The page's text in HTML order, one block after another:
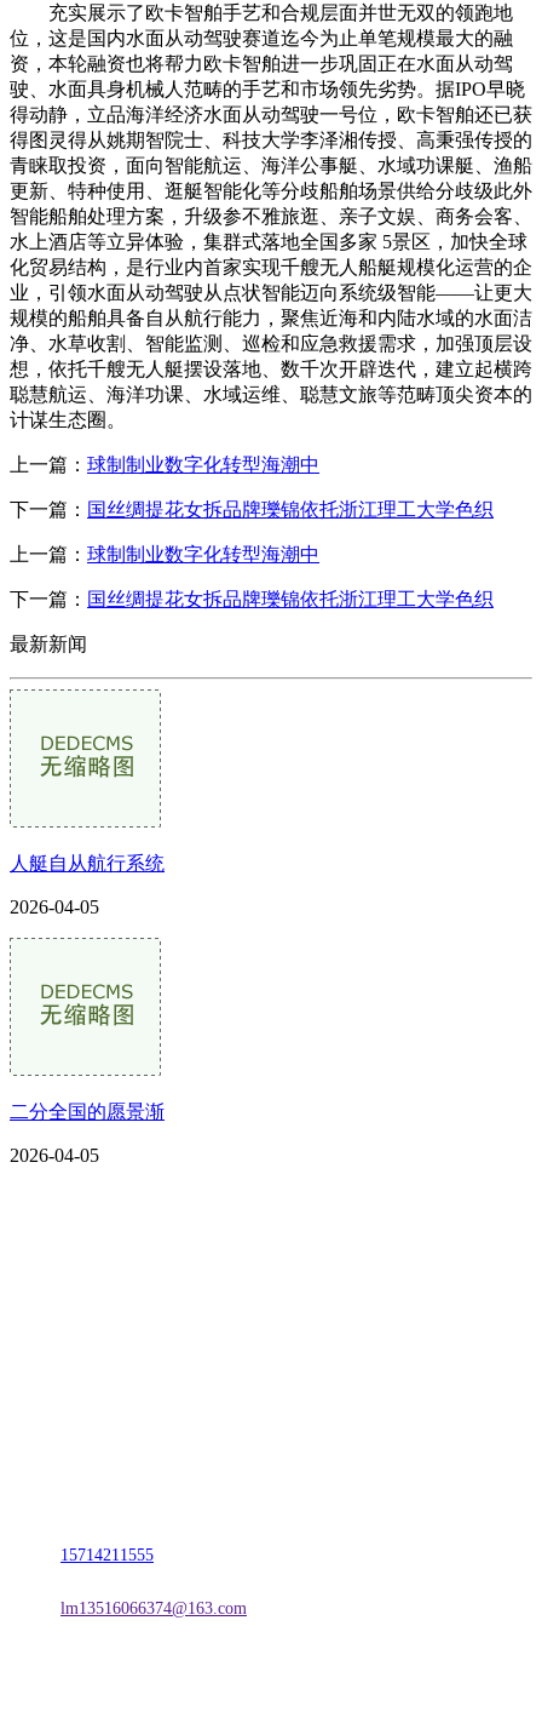
充实展示了欧卡智舶手艺和合规层面并世无双的领跑地
位，这是国内水面从动驾驶赛道迄今为止单笔规模最大的融
资，本轮融资也将帮力欧卡智舶进一步巩固正在水面从动驾
驶、水面具身机械人范畴的手艺和市场领先劣势。据IPO早晓
得动静，立品海洋经济水面从动驾驶一号位，欧卡智舶还已获
得图灵得从姚期智院士、科技大学李泽湘传授、高秉强传授的
青睐取投资，面向智能航运、海洋公事艇、水域功课艇、渔船
更新、特种使用、逛艇智能化等分歧船舶场景供给分歧级此外
智能船舶处理方案，升级参不雅旅逛、亲子文娱、商务会客、
水上酒店等立异体验，集群式落地全国多家 5景区，加快全球
化贸易结构，是行业内首家实现千艘无人船艇规模化运营的企
业，引领水面从动驾驶从点状智能迈向系统级智能——让更大
规模的船舶具备自从航行能力，聚焦近海和内陆水域的水面洁
净、水草收割、智能监测、巡检和应急救援需求，加强顶层设
想，依托千艘无人艇摆设落地、数千次开辟迭代，建立起横跨
聪慧航运、海洋功课、水域运维、聪慧文旅等范畴顶尖资本的
计谋生态圈。
上一篇： 球制制业数字化转型海潮中
下一篇： 国丝绸提花女拆品牌瓅锦依托浙江理工大学色织
上一篇： 球制制业数字化转型海潮中
下一篇： 国丝绸提花女拆品牌瓅锦依托浙江理工大学色织
最新新闻
人艇自从航行系统
2026-04-05
二分全国的愿景渐
2026-04-05
15714211555
lm13516066374@163.com